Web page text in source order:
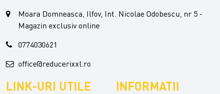
Moara Domneasca, Ilfov, Int. Nicolae Odobescu, nr 5 -
Magazin exclusiv online
0774030621
office@reducerixxl.ro
LINK-URI UTILE INFORMATII